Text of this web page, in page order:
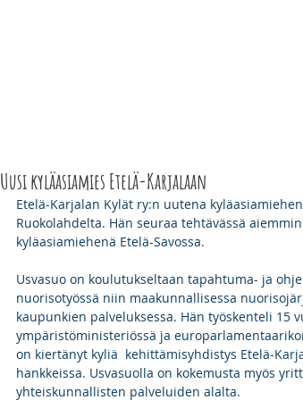
Uusi kyläasiamies Etelä-Karjalaan
Etelä-Karjalan Kylät ry:n uutena
Ruokolahdelta. Hän seuraa tehtävässä
kyläasiamiehenä Etelä-Savossa.
Usvasuo on koulutukseltaan tapahtuma- ja
nuorisotyössä niin maakunnallisessa
kaupunkien palveluksessa. Hän työskenteli 15
ympäristöministeriössä ja
on kiertänyt kyliä  kehittämisyhdistys Etelä-
hankkeissa. Usvasuolla on kokemusta myös
yhteiskunnallisten palveluiden alalta.